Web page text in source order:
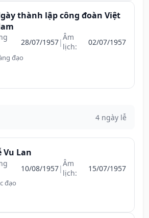
thành lập công đoàn Việt
28/07/1957|Âm
lịch:
02/07/1957
đạo
4 ngày lễ
Vu Lan
10/08/1957|Âm
lịch:
15/07/1957
đạo